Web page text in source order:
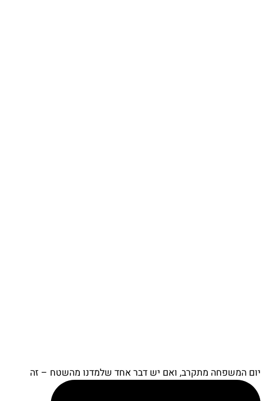
יום המשפחה מתקרב, ואם יש דבר אחד שלמדנו מהשטח – זה